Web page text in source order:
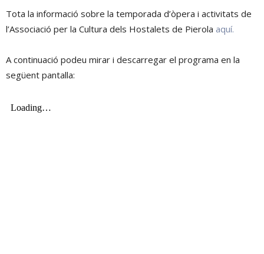
Tota la informació sobre la temporada d’òpera i activitats de
l’Associació per la Cultura dels Hostalets de Pierola aquí.
A continuació podeu mirar i descarregar el programa en la
següent pantalla: